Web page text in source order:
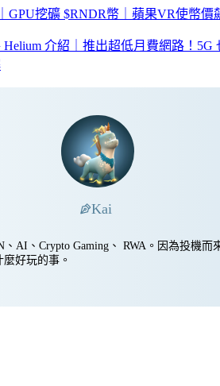
GPU挖礦 $RNDR幣｜蘋果VR使幣價
介紹｜推出超低月費網路！5G
Kai
、AI、Crypto Gaming、 RWA。因為投機而
好玩的事。